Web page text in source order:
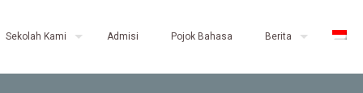
Sekolah Kami Admisi Pojok Bahasa Berita